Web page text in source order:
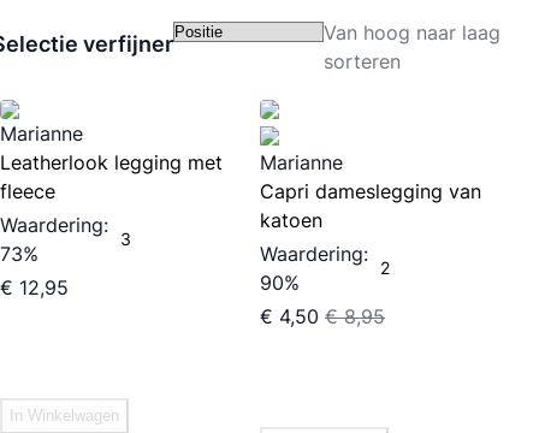
verfijnen
Van hoog naar laag
sorteren
Marianne
Leatherlook legging met
fleece
Waardering:
73%
3
€ 12,95
In Winkelwagen
Marianne
Capri dameslegging van
katoen
Waardering:
90%
2
€ 4,50 € 8,95